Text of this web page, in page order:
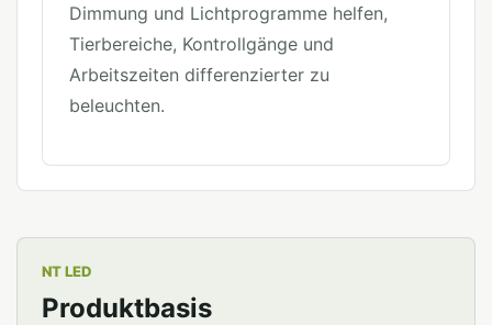
Dimmung und Lichtprogramme helfen,
Tierbereiche, Kontrollgänge und
Arbeitszeiten differenzierter zu
beleuchten.
NT LED
Produktbasis